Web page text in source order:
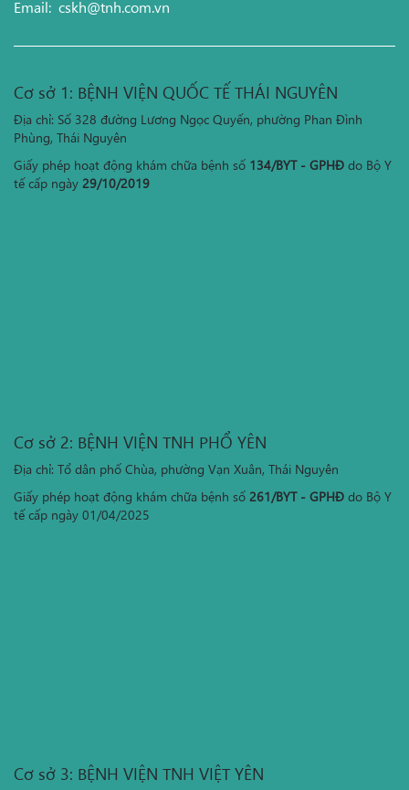
Email: cskh@tnh.com.vn
Cơ sở 1: BỆNH VIỆN QUỐC TẾ THÁI NGUYÊN
Địa chỉ: Số 328 đường Lương Ngọc Quyến, phường Phan Đình
Phùng, Thái Nguyên
Giấy phép hoạt động khám chữa bệnh số 134/BYT - GPHĐ do Bộ Y
tế cấp ngày 29/10/2019
Cơ sở 2: BỆNH VIỆN TNH PHỔ YÊN
Địa chỉ: Tổ dân phố Chùa, phường Vạn Xuân, Thái Nguyên
Giấy phép hoạt động khám chữa bệnh số 261/BYT - GPHĐ do Bộ Y
tế cấp ngày 01/04/2025
Cơ sở 3: BỆNH VIỆN TNH VIỆT YÊN